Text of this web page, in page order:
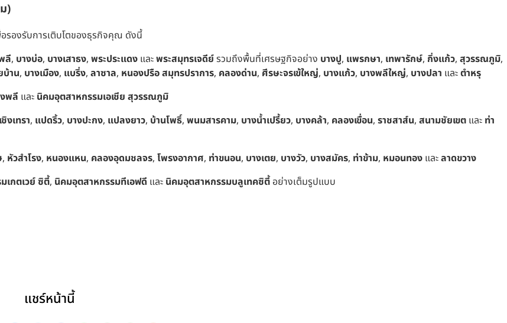
)
รองรับการเติบโตของธุรกิจคุณ ดังนี้
ลี, บางบ่อ, บางเสาธง, พระประแดง และพระสมุทรเจดีย์รวมถึงพื้นที่เศรษฐกิจอย่าง บางปู, แพรกษา, เทพารักษ์, กิ่งแก้ว, สุวรรณภูมิ,
บ้าน, บางเมือง, แบริ่ง, ลาซาล, หนองปรือ สมุทรปราการ, คลองด่าน, ศีรษะจรเข้ใหญ่, บางแก้ว, บางพลีใหญ่, บางปลา และตำหรุ
พลี และ นิคมอุตสาหกรรมเอเชีย สุวรรณภูมิ
งเทรา, แปดริ้ว, บางปะกง, แปลงยาว, บ้านโพธิ์, พนมสารคาม, บางน้ำเปรี้ยว, บางคล้า, คลองเขื่อน, ราชสาส์น, สนามชัยเขต และ ท่า
, หัวสำโรง, หนองแหน, คลองอุดมชลจร, โพรงอากาศ, ท่าขนอน, บางเตย, บางวัว, บางสมัคร, ท่าข้าม, หมอนทอง และลาดขวาง
เกตเวย์ ซิตี้, นิคมอุตสาหกรรมทีเอฟดี และ นิคมอุตสาหกรรมบลูเทคซิตี้ อย่างเต็มรูปแบบ
แชร์หน้านี้